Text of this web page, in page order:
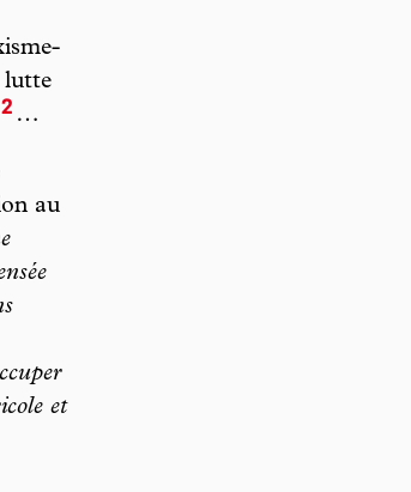
lutte
2 …
au
et